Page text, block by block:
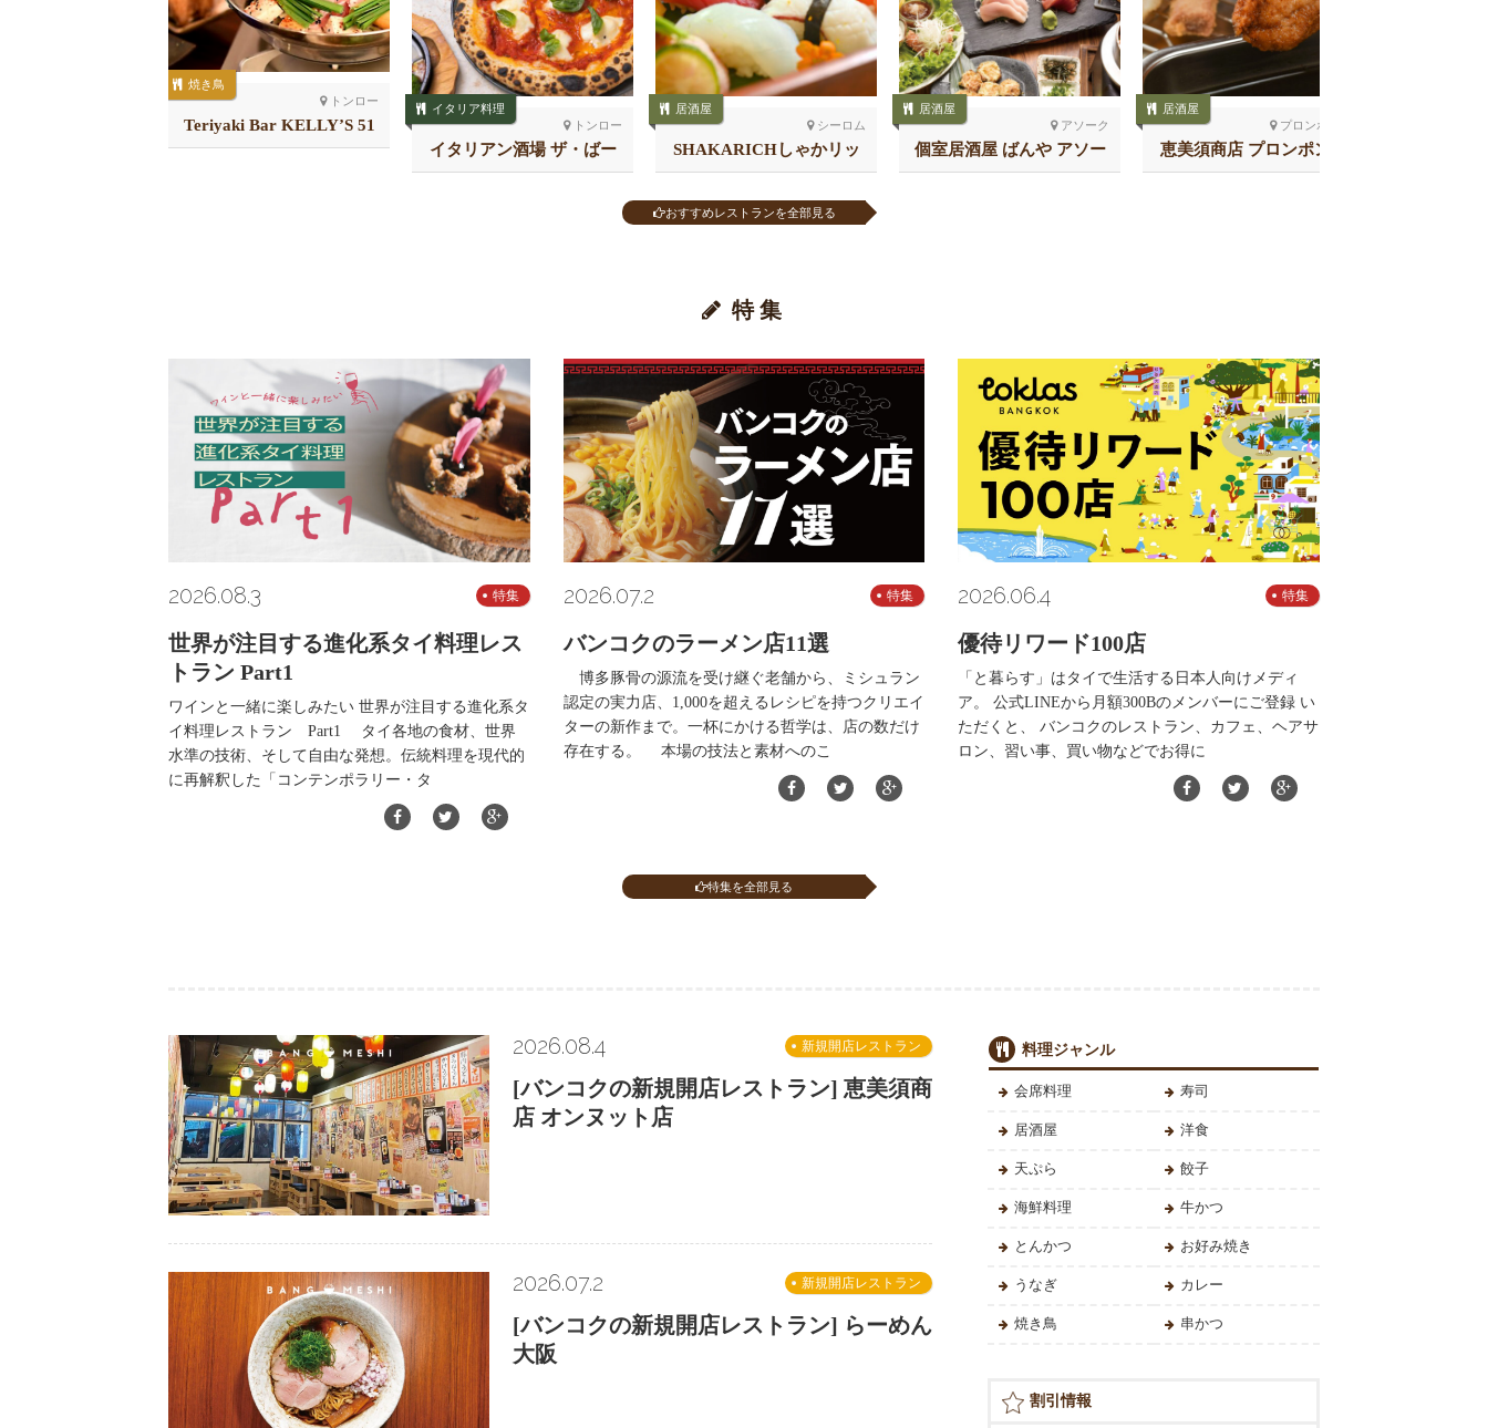
トンロー
焼き鳥
Teriyaki Bar KELLY’S 51
店
トンロー
イタリア料理
イタリアン酒場 ザ・ばー
る トンロー
シーロム
居酒屋
SHAKARICHしゃかリッ
チ スラウォン
アソーク
居酒屋
個室居酒屋 ばんや アソー
ク
プロンポン北
居酒屋
恵美須商店 プロンポン店
おすすめレストランを全部見る
特集
2026.08.3 特集
世界が注目する進化系タイ料理レス
トラン Part1
ワインと一緒に楽しみたい 世界が注目する進化系タ
イ料理レストラン Part1 タイ各地の食材、世界
水準の技術、そして自由な発想。伝統料理を現代的
に再解釈した「コンテンポラリー・タ
2026.07.2 特集
バンコクのラーメン店11選
博多豚骨の源流を受け継ぐ老舗から、ミシュラン
認定の実力店、1,000を超えるレシピを持つクリエイ
ターの新作まで。一杯にかける哲学は、店の数だけ
存在する。 本場の技法と素材へのこ
2026.06.4 特集
優待リワード100店
「と暮らす」はタイで生活する日本人向けメディ
ア。 公式LINEから月額300Bのメンバーにご登録 い
ただくと、 バンコクのレストラン、カフェ、ヘアサ
ロン、習い事、買い物などでお得に
特集を全部見る
料理ジャンル
会席料理 寿司
居酒屋 洋食
天ぷら 餃子
海鮮料理 牛かつ
とんかつ お好み焼き
うなぎ カレー
焼き鳥 串かつ
割引情報
新規開店レストラン
2026.08.4
[バンコクの新規開店レストラン] 恵美須商
店 オンヌット店
新規開店レストラン
2026.07.2
[バンコクの新規開店レストラン] らーめん
大阪